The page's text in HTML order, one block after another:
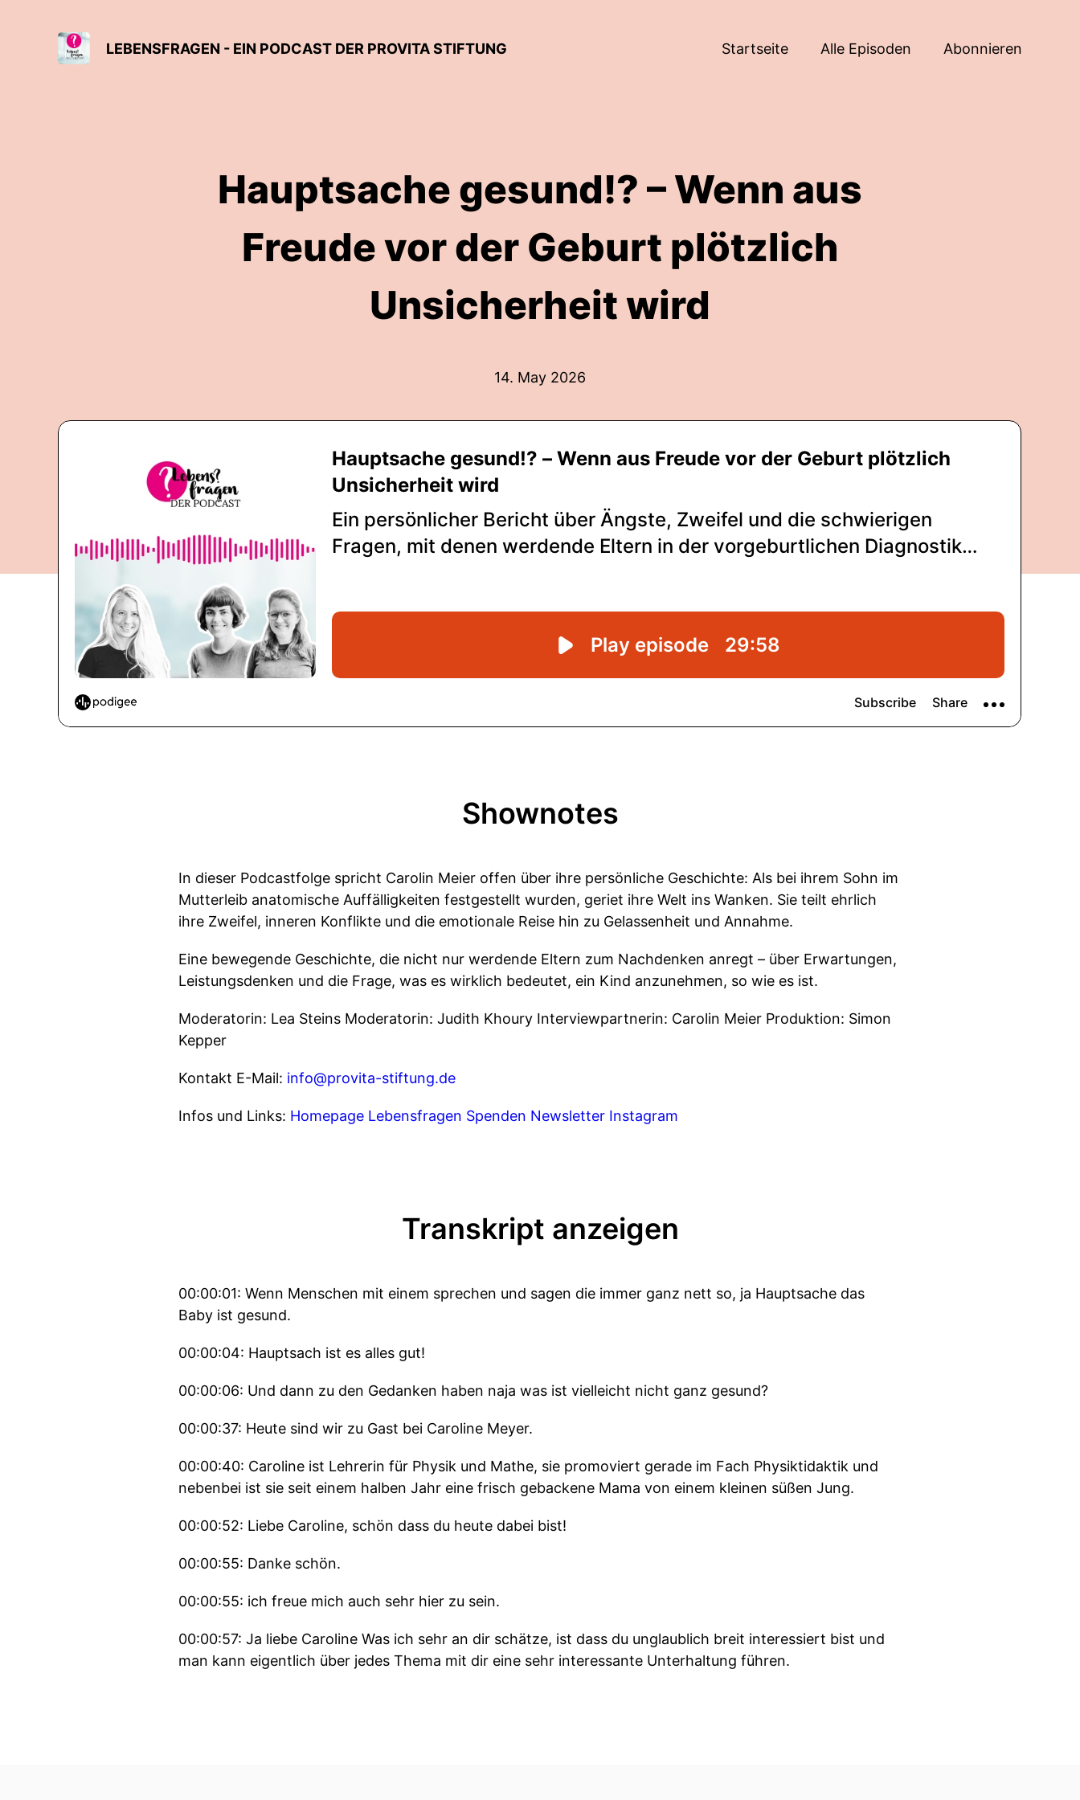
LEBENSFRAGEN - EIN PODCAST DER PROVITA STIFTUNG Startseite Alle Episoden Abonnieren
Hauptsache gesund!? – Wenn aus
Freude vor der Geburt plötzlich
Unsicherheit wird
14. May 2026
Shownotes
In dieser Podcastfolge spricht Carolin Meier offen über ihre persönliche Geschichte: Als bei ihrem Sohn im
Mutterleib anatomische Auffälligkeiten festgestellt wurden, geriet ihre Welt ins Wanken. Sie teilt ehrlich
ihre Zweifel, inneren Konflikte und die emotionale Reise hin zu Gelassenheit und Annahme.
Eine bewegende Geschichte, die nicht nur werdende Eltern zum Nachdenken anregt – über Erwartungen,
Leistungsdenken und die Frage, was es wirklich bedeutet, ein Kind anzunehmen, so wie es ist.
Moderatorin: Lea Steins Moderatorin: Judith Khoury Interviewpartnerin: Carolin Meier Produktion: Simon
Kepper
Kontakt E-Mail: info@provita-stiftung.de
Infos und Links: Homepage Lebensfragen Spenden Newsletter Instagram
Transkript anzeigen
00:00:01: Wenn Menschen mit einem sprechen und sagen die immer ganz nett so, ja Hauptsache das
Baby ist gesund.
00:00:04: Hauptsach ist es alles gut!
00:00:06: Und dann zu den Gedanken haben naja was ist vielleicht nicht ganz gesund?
00:00:37: Heute sind wir zu Gast bei Caroline Meyer.
00:00:40: Caroline ist Lehrerin für Physik und Mathe, sie promoviert gerade im Fach Physiktidaktik und
nebenbei ist sie seit einem halben Jahr eine frisch gebackene Mama von einem kleinen süßen Jung.
00:00:52: Liebe Caroline, schön dass du heute dabei bist!
00:00:55: Danke schön.
00:00:55: ich freue mich auch sehr hier zu sein.
00:00:57: Ja liebe Caroline Was ich sehr an dir schätze, ist dass du unglaublich breit interessiert bist und
man kann eigentlich über jedes Thema mit dir eine sehr interessante Unterhaltung führen.